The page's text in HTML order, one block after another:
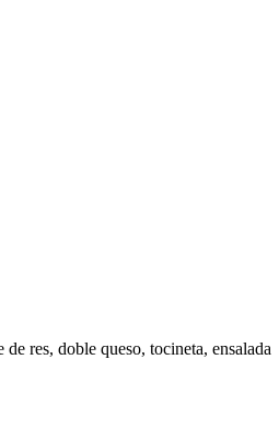
res, doble queso, tocineta, ensalada